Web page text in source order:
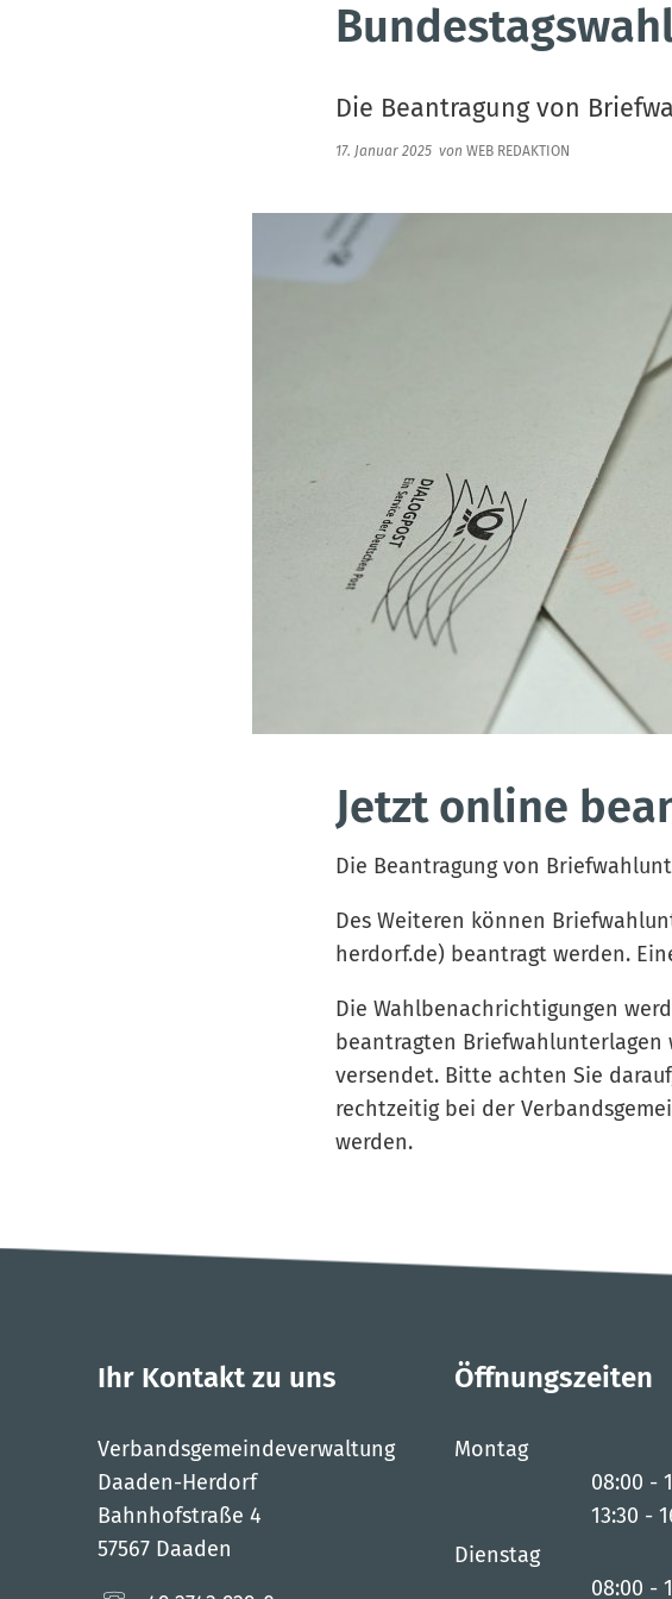
Die Beantragung von
17. Januar 2025 von WEB REDAKTION
Jetzt online
Die Beantragung von
Des Weiteren können
herdorf.de) beantragt werden.
Die Wahlbenachrichtigungen
beantragten
versendet. Bitte achten Sie
rechtzeitig bei der
werden.
Ihr Kontakt zu uns
Verbandsgemeindeverwaltung
Daaden-Herdorf
Bahnhofstraße 4
57567 Daaden
Öffnungszeiten
Montag
08:00 -
Von
13:30 -
Von
Dienstag
08:00 -